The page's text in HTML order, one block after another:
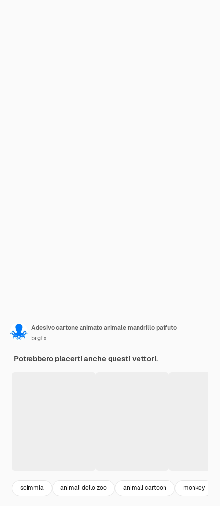
Adesivo cartone animato animale mandrillo paffuto
brgfx
Potrebbero piacerti anche questi vettori.
scimmia animali dello zoo animali cartoon monkey